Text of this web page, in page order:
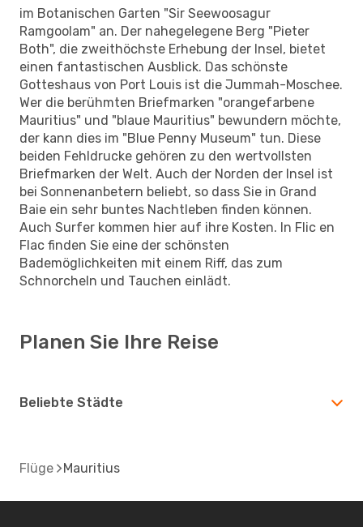
im Botanischen Garten "Sir Seewoosagur
Ramgoolam" an. Der nahegelegene Berg "Pieter
Both", die zweithöchste Erhebung der Insel, bietet
einen fantastischen Ausblick. Das schönste
Gotteshaus von Port Louis ist die Jummah-Moschee.
Wer die berühmten Briefmarken "orangefarbene
Mauritius" und "blaue Mauritius" bewundern möchte,
der kann dies im "Blue Penny Museum" tun. Diese
beiden Fehldrucke gehören zu den wertvollsten
Briefmarken der Welt. Auch der Norden der Insel ist
bei Sonnenanbetern beliebt, so dass Sie in Grand
Baie ein sehr buntes Nachtleben finden können.
Auch Surfer kommen hier auf ihre Kosten. In Flic en
Flac finden Sie eine der schönsten
Bademöglichkeiten mit einem Riff, das zum
Schnorcheln und Tauchen einlädt.
Planen Sie Ihre Reise
Beliebte Städte
Flüge Mauritius